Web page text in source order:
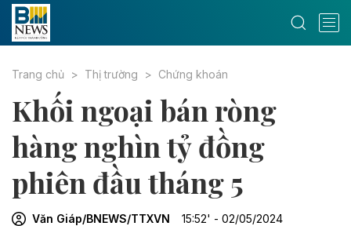
Trang chủ Thị trường Chứng khoán
Khối ngoại bán ròng
hàng nghìn tỷ đồng
phiên đầu tháng 5
Văn Giáp/BNEWS/TTXVN 15:52' - 02/05/2024